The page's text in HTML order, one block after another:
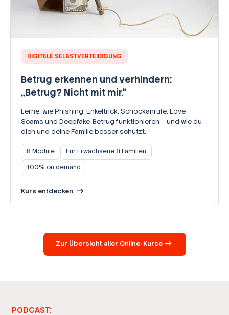
DIGITALE SELBSTVERTEIDIGUNG
Betrug erkennen und verhindern:
„Betrug? Nicht mit mir.“
Lerne, wie Phishing, Enkeltrick, Schockanrufe, Love
Scams und Deepfake-Betrug funktionieren – und wie du
dich und deine Familie besser schützt.
8 Module
Für Erwachsene & Familien
100% on demand
Kurs entdecken
Zur Übersicht aller Online-Kurse
PODCAST: